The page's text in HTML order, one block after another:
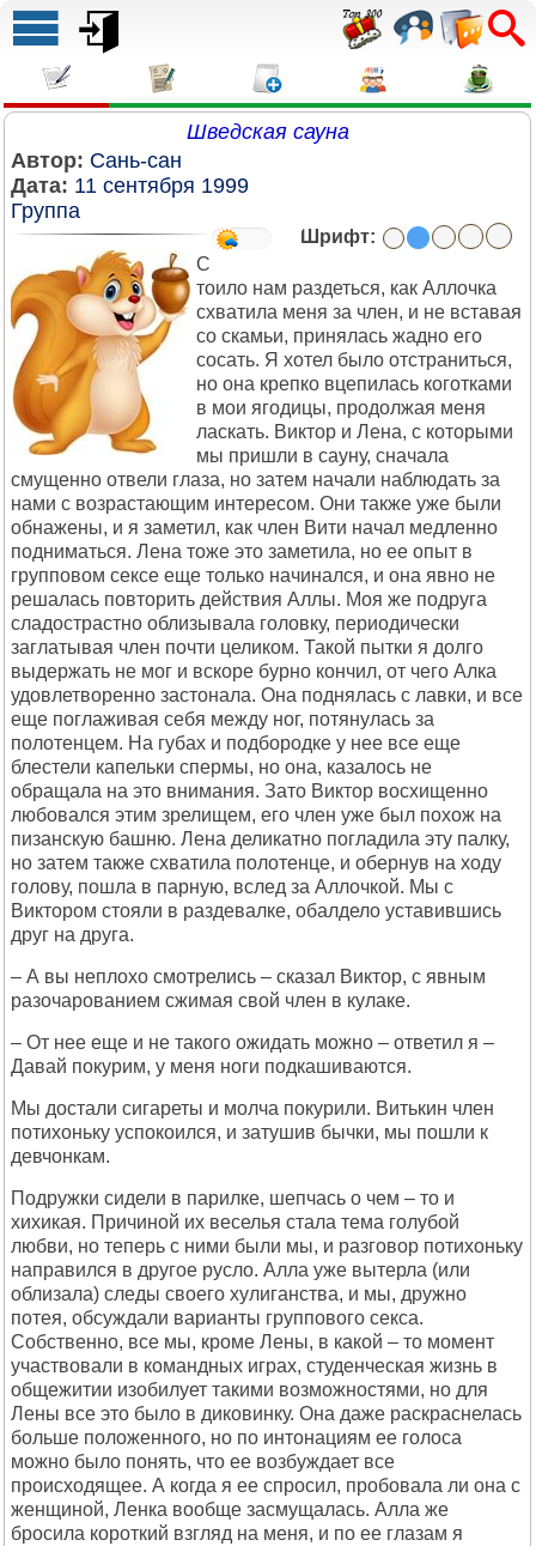
Шведская сауна
Автор: Сань-сан
Дата: 11 сентября 1999
Группа
Шрифт:
С
тоило нам раздеться, как Аллочка
схватила меня за член, и не вставая
со скамьи, принялась жадно его
сосать. Я хотел было отстраниться,
но она крепко вцепилась коготками
в мои ягодицы, продолжая меня
ласкать. Виктор и Лена, с которыми
мы пришли в сауну, сначала
смущенно отвели глаза, но затем начали наблюдать за
нами с возрастающим интересом. Они также уже были
обнажены, и я заметил, как член Вити начал медленно
подниматься. Лена тоже это заметила, но ее опыт в
групповом сексе еще только начинался, и она явно не
решалась повторить действия Аллы. Моя же подруга
сладострастно облизывала головку, периодически
заглатывая член почти целиком. Такой пытки я долго
выдержать не мог и вскоре бурно кончил, от чего Алка
удовлетворенно застонала. Она поднялась с лавки, и все
еще поглаживая себя между ног, потянулась за
полотенцем. Hа губах и подбородке у нее все еще
блестели капельки спермы, но она, казалось не
обращала на это внимания. Зато Виктор восхищенно
любовался этим зрелищем, его член уже был похож на
пизанскую башню. Лена деликатно погладила эту палку,
но затем также схватила полотенце, и обернув на ходу
голову, пошла в парную, вслед за Аллочкой. Мы с
Виктором стояли в раздевалке, обалдело уставившись
друг на друга.
– А вы неплохо смотрелись – сказал Виктор, с явным
разочарованием сжимая свой член в кулаке.
– От нее еще и не такого ожидать можно – ответил я –
Давай покурим, у меня ноги подкашиваются.
Мы достали сигареты и молча покурили. Витькин член
потихоньку успокоился, и затушив бычки, мы пошли к
девчонкам.
Подружки сидели в парилке, шепчась о чем – то и
хихикая. Причиной их веселья стала тема голубой
любви, но теперь с ними были мы, и разговор потихоньку
направился в другое русло. Алла уже вытерла (или
облизала) следы своего хулиганства, и мы, дружно
потея, обсуждали варианты группового секса.
Собственно, все мы, кроме Лены, в какой – то момент
участвовали в командных играх, студенческая жизнь в
общежитии изобилует такими возможностями, но для
Лены все это было в диковинку. Она даже раскраснелась
больше положенного, но по интонациям ее голоса
можно было понять, что ее возбуждает все
происходящее. А когда я ее спросил, пробовала ли она с
женщиной, Ленка вообще засмущалась. Алла же
бросила короткий взгляд на меня, и по ее глазам я